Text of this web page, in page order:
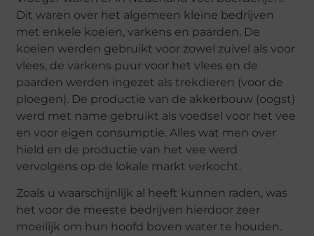
Dit waren over het algemeen kleine bedrijven
met enkele koeien, varkens en paarden. De
koeien werden gebruikt voor zowel zuivel als voor
vlees, de varkens puur voor het vlees en de
paarden werden ingezet als trekdieren (voor de
ploegen). De productie van de akkerbouw (oogst)
werd met name gebruikt als voedsel voor het vee
en voor eigen consumptie. Alles wat men over
hield en de productie van het vee werd
vervolgens op de lokale markt verkocht.
Zoals u waarschijnlijk al heeft kunnen raden, was
het voor de meeste bedrijven hierdoor zeer
moeilijk om hun hoofd boven water te houden.